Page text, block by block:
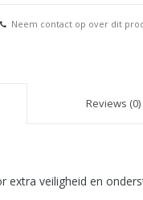
Neem contact op over dit
Reviews (0)
extra veiligheid en